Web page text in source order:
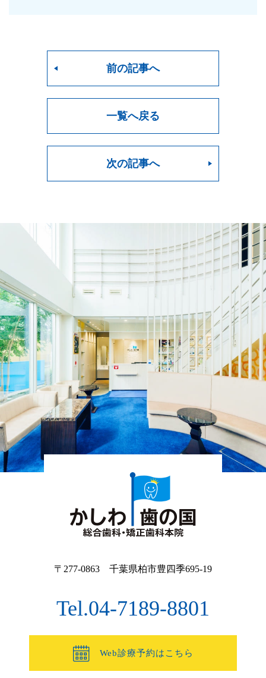
前の記事へ
一覧へ戻る
次の記事へ
〒277-0863 千葉県柏市豊四季695-19
Tel.04-7189-8801
Web診療予約はこちら